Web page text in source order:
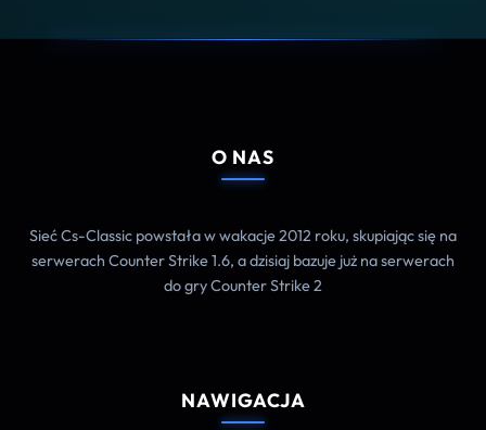
O NAS
Sieć Cs-Classic powstała w wakacje 2012 roku, skupiając się na
serwerach Counter Strike 1.6, a dzisiaj bazuje już na serwerach
do gry Counter Strike 2
NAWIGACJA